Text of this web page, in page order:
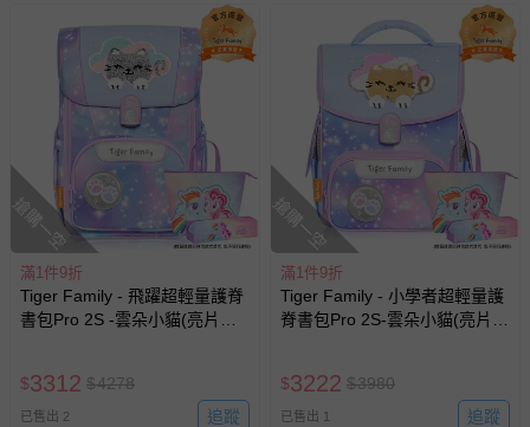
搶購一空
滿1件9折
Tiger Family - 飛躍超輕量護脊
書包Pro 2S -雲朵小貓(亮片款)-
他樣式替代 不另行通知
$3312 $4278
已售出 2 追蹤
搶購一空
滿1件9折
Tiger Family - 小學者超輕量護
脊書包Pro 2S-雲朵小貓(亮片
其他樣式替代 不另行通知
$3222 $3980
已售出 1 追蹤